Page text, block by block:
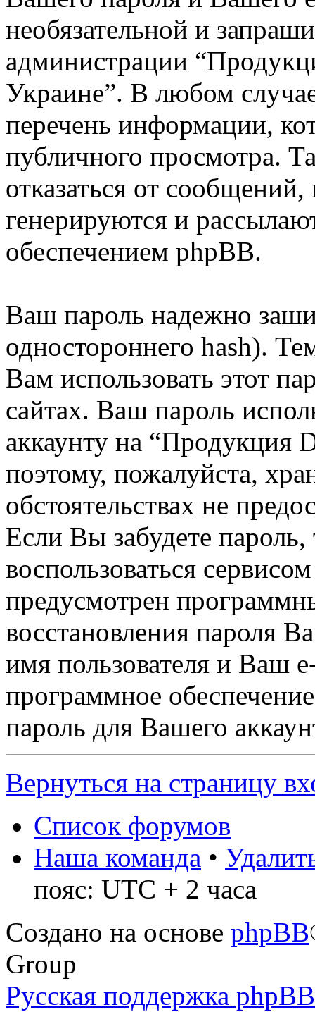
необязательной и
администрации
Украине”. В любом
перечень информации,
публичного просмотра.
отказаться от
генерируются и
обеспечением phpBB.
Ваш пароль надежно
одностороннего hash).
Вам использовать этот
сайтах. Ваш пароль
аккаунту на “Продукция
поэтому, пожалуйста,
обстоятельствах не
Если Вы забудете
воспользоваться
предусмотрен
восстановления пароля
имя пользователя и Ваш
программное
пароль для Вашего
Вернуться на страницу
Список форумов
Наша команда •
пояс: UTC + 2 часа
Создано на основе phpBB
Group
Русская поддержка phpBB